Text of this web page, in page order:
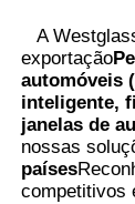
A
exportação
automóveis
inteligente,
janelas de
nossas
países
competitivos